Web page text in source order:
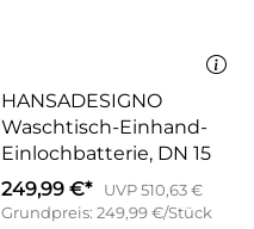
HANSADESIGNO
Waschtisch-Einhand-
Einlochbatterie, DN 15
249,99 €*
UVP 510,63 €
Grundpreis: 249,99 €/Stück